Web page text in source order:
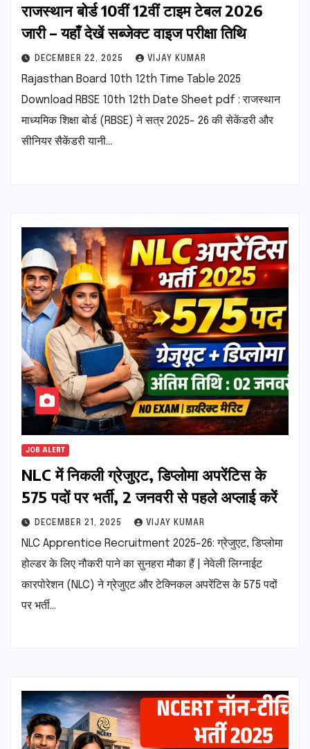
राजस्थान बोर्ड 10वीं 12वीं टाइम टेबल 2026
जारी – यहाँ देखें सब्जेक्ट वाइज परीक्षा तिथि
DECEMBER 22, 2025 VIJAY KUMAR
Rajasthan Board 10th 12th Time Table 2025
Download RBSE 10th 12th Date Sheet pdf : राजस्थान
माध्यमिक शिक्षा बोर्ड (RBSE) ने सत्र 2025- 26 की सेकेंडरी और
सीनियर सैकेंडरी यानी…
JOB ALERT
NLC में निकली ग्रेजुएट, डिप्लोमा अपरेंटिस के
575 पदों पर भर्ती, 2 जनवरी से पहले अप्लाई करें
DECEMBER 21, 2025 VIJAY KUMAR
NLC Apprentice Recruitment 2025-26: ग्रेजुएट, डिप्लोमा
होल्डर के लिए नौकरी पाने का सुनहरा मौका हैं | नेवेली लिग्नाईट
कारपोरेशन (NLC) ने ग्रेजुएट और टेक्निकल अपरेंटिस के 575 पदों
पर भर्ती…